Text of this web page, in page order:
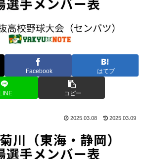
Facebook はてブ
LINE コピー
2025.03.08 2025.03.09